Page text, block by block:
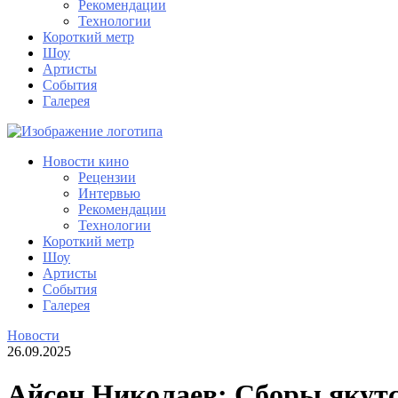
Рекомендации
Технологии
Короткий метр
Шоу
Артисты
События
Галерея
Новости кино
Рецензии
Интервью
Рекомендации
Технологии
Короткий метр
Шоу
Артисты
События
Галерея
Новости
26.09.2025